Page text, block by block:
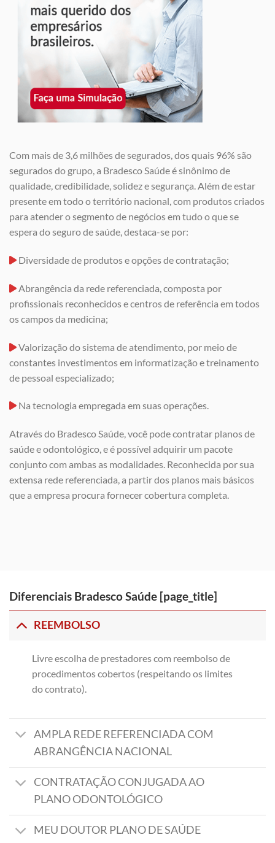
Com mais de 3,6 milhões de segurados, dos quais 96% são
segurados do grupo, a Bradesco Saúde é sinônimo de
qualidade, credibilidade, solidez e segurança. Além de estar
presente em todo o território nacional, com produtos criados
para atender o segmento de negócios em tudo o que se
espera do seguro de saúde, destaca-se por:
Diversidade de produtos e opções de contratação;
Abrangência da rede referenciada, composta por
profissionais reconhecidos e centros de referência em todos
os campos da medicina;
Valorização do sistema de atendimento, por meio de
constantes investimentos em informatização e treinamento
de pessoal especializado;
Na tecnologia empregada em suas operações.
Através do Bradesco Saúde, você pode contratar planos de
saúde e odontológico, e é possível adquirir um pacote
conjunto com ambas as modalidades. Reconhecida por sua
extensa rede referenciada, a partir dos planos mais básicos
que a empresa procura fornecer cobertura completa.
Diferenciais Bradesco Saúde [page_title]
REEMBOLSO
Livre escolha de prestadores com reembolso de
procedimentos cobertos (respeitando os limites
do contrato).
AMPLA REDE REFERENCIADA COM
ABRANGÊNCIA NACIONAL
CONTRATAÇÃO CONJUGADA AO
PLANO ODONTOLÓGICO
MEU DOUTOR PLANO DE SAÚDE